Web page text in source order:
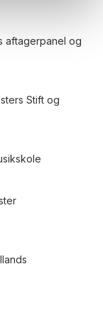
aftagerpanel og
Stift og